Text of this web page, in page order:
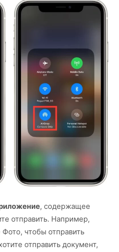
, содержащее
отправить. Например,
чтобы отправить
отправить документ,